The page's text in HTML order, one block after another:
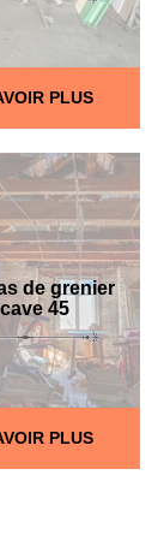
PLUS
de grenier
45
PLUS